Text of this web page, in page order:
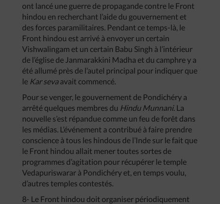
ont lancé une guerre de propagande contre le Front
hindou en recherchant l’aide du gouvernement et
des forces paramilitaires. Pendant ce temps-là, le
Front hindou est arrivé à envoyer un certain
Vishwalingam et un certain Babu Singh à l’intérieur
de l’église de Janmarakkini Madha et du camphre y a
été allumé près de l’autel principal pour indiquer que
le Kar sevaavait commencé.
Pour se venger, le gouvernement de Pondichéry a
arrêté quelques membres du Hindu Munnani. La
nouvelle s’est répandue comme un feu de forêt dans
les médias. L’événement a contribué à faire prendre
conscience à tous les hindous de l’Inde sur le fait que
le Front hindou allait mener toutes sortes de
programmes d’agitation pour récupérer le temple
Vedapuriswarar à Pondichéry et, en temps voulu,
d’autres temples contestés.
8- Le Front hindou doit organiser périodiquement